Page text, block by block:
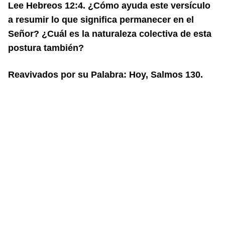
Lee Hebreos 12:4. ¿Cómo ayuda este versículo
a resumir lo que significa permanecer en el
Señor? ¿Cuál es la naturaleza colectiva de esta
postura también?
Reavivados por su Palabra: Hoy, Salmos 130.